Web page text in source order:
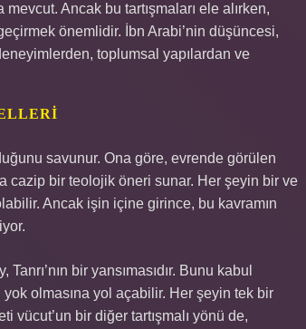
Ancak bu tartışmaları ele alırken,
önemlidir. İbn Arabi’nin düşüncesi,
toplumsal yapılardan ve
savunur. Ona göre, evrende görülen
cazip bir teolojik öneri sunar. Her şeyin bir ve
Ancak işin içine girince, bu kavramın
bir yansımasıdır. Bunu kabul
olmasına yol açabilir. Her şeyin tek bir
vücut’un bir diğer tartışmalı yönü de,